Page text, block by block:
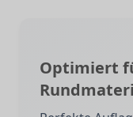
Optimiert